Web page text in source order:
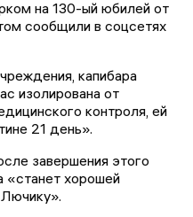
на 130-ый юбилей от
сообщили в соцсетях
капибара
изолирована от
контроля, ей
21 день».
завершения этого
«станет хорошей